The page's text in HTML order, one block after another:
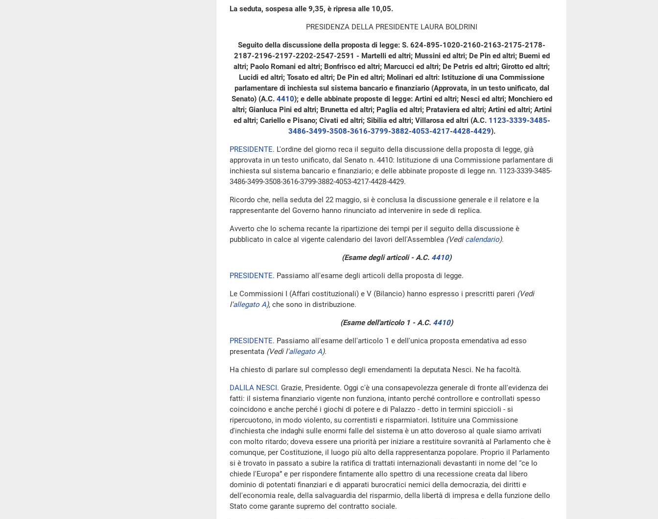
La seduta, sospesa alle 9,35, è ripresa alle 10,05.
PRESIDENZA DELLA PRESIDENTE LAURA BOLDRINI
Seguito della discussione della proposta di legge: S. 624-895-1020-2160-2163-2175-2178-
2187-2196-2197-2202-2547-2591 - Martelli ed altri; Mussini ed altri; De Pin ed altri; Buemi ed
altri; Paolo Romani ed altri; Bonfrisco ed altri; Marcucci ed altri; De Petris ed altri; Girotto ed altri;
Lucidi ed altri; Tosato ed altri; De Pin ed altri; Molinari ed altri: Istituzione di una Commissione
parlamentare di inchiesta sul sistema bancario e finanziario (Approvata, in un testo unificato, dal
Senato) (A.C. 4410); e delle abbinate proposte di legge: Artini ed altri; Nesci ed altri; Monchiero ed
altri; Gianluca Pini ed altri; Brunetta ed altri; Paglia ed altri; Prataviera ed altri; Artini ed altri; Artini
ed altri; Cariello e Pisano; Civati ed altri; Sibilia ed altri; Villarosa ed altri (A.C. 1123-3339-3485-
3486-3499-3508-3616-3799-3882-4053-4217-4428-4429).
PRESIDENTE. L'ordine del giorno reca il seguito della discussione della proposta di legge, già
approvata in un testo unificato, dal Senato n. 4410: Istituzione di una Commissione parlamentare di
inchiesta sul sistema bancario e finanziario; e delle abbinate proposte di legge nn. 1123-3339-3485-
3486-3499-3508-3616-3799-3882-4053-4217-4428-4429.
Ricordo che, nella seduta del 22 maggio, si è conclusa la discussione generale e il relatore e la
rappresentante del Governo hanno rinunciato ad intervenire in sede di replica.
Avverto che lo schema recante la ripartizione dei tempi per il seguito della discussione è
pubblicato in calce al vigente calendario dei lavori dell'Assemblea (Vedi calendario).
(Esame degli articoli - A.C. 4410)
PRESIDENTE. Passiamo all'esame degli articoli della proposta di legge.
Le Commissioni I (Affari costituzionali) e V (Bilancio) hanno espresso i prescritti pareri (Vedi
l'allegato A), che sono in distribuzione.
(Esame dell'articolo 1 - A.C. 4410)
PRESIDENTE. Passiamo all'esame dell'articolo 1 e dell'unica proposta emendativa ad esso
presentata (Vedi l'allegato A).
Ha chiesto di parlare sul complesso degli emendamenti la deputata Nesci. Ne ha facoltà.
DALILA NESCI. Grazie, Presidente. Oggi c'è una consapevolezza generale di fronte all'evidenza dei
fatti: il sistema finanziario vigente non funziona, intanto perché controllore e controllati spesso
coincidono e anche perché i giochi di potere e di Palazzo - detto in termini spiccioli - si
ripercuotono, in modo violento, su correntisti e risparmiatori. Istituire una Commissione
d'inchiesta che indaghi sulle enormi falle del sistema è un atto doveroso al quale siamo arrivati
con molto ritardo; doveva essere una priorità per iniziare a restituire sovranità al Parlamento che è
comunque, per Costituzione, il luogo più alto della rappresentanza popolare. Proprio il Parlamento
si è trovato in passato a subire la ratifica di trattati internazionali devastanti in nome del “ce lo
chiede l'Europa” e per rispondere fintamente allo spettro di una recessione creata dal libero
dominio di potentati finanziari e di apparati burocratici nemici della democrazia, dei diritti e
dell'economia reale, della salvaguardia del risparmio, della libertà di impresa e della funzione dello
Stato come garante supremo del contratto sociale.